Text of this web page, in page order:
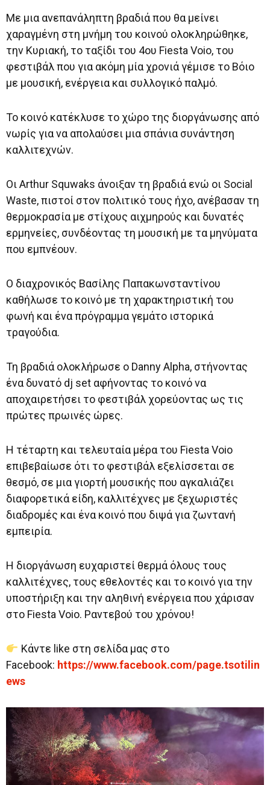
Με μια ανεπανάληπτη βραδιά που θα μείνει
χαραγμένη στη μνήμη του κοινού ολοκληρώθηκε,
την Κυριακή, το ταξίδι του 4ου Fiesta Voio, του
φεστιβάλ που για ακόμη μία χρονιά γέμισε το Βόιο
με μουσική, ενέργεια και συλλογικό παλμό.
Το κοινό κατέκλυσε το χώρο της διοργάνωσης από
νωρίς για να απολαύσει μια σπάνια συνάντηση
καλλιτεχνών.
Οι Arthur Squwaks άνοιξαν τη βραδιά ενώ οι Social
Waste, πιστοί στον πολιτικό τους ήχο, ανέβασαν τη
θερμοκρασία με στίχους αιχμηρούς και δυνατές
ερμηνείες, συνδέοντας τη μουσική με τα μηνύματα
που εμπνέουν.
Ο διαχρονικός Βασίλης Παπακωνσταντίνου
καθήλωσε το κοινό με τη χαρακτηριστική του
φωνή και ένα πρόγραμμα γεμάτο ιστορικά
τραγούδια.
Τη βραδιά ολοκλήρωσε ο Danny Alpha, στήνοντας
ένα δυνατό dj set αφήνοντας το κοινό να
αποχαιρετήσει το φεστιβάλ χορεύοντας ως τις
πρώτες πρωινές ώρες.
Η τέταρτη και τελευταία μέρα του Fiesta Voio
επιβεβαίωσε ότι το φεστιβάλ εξελίσσεται σε
θεσμό, σε μια γιορτή μουσικής που αγκαλιάζει
διαφορετικά είδη, καλλιτέχνες με ξεχωριστές
διαδρομές και ένα κοινό που διψά για ζωντανή
εμπειρία.
Η διοργάνωση ευχαριστεί θερμά όλους τους
καλλιτέχνες, τους εθελοντές και το κοινό για την
υποστήριξη και την αληθινή ενέργεια που χάρισαν
στο Fiesta Voio. Ραντεβού του χρόνου!
Κάντε like στη σελίδα μας στο
Facebook: https://www.facebook.com/page.tsotilin
ews